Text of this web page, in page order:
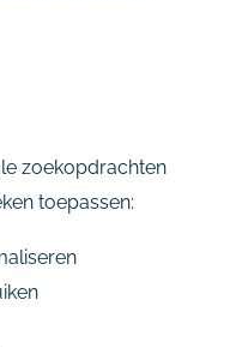
zoekopdrachten
toepassen: